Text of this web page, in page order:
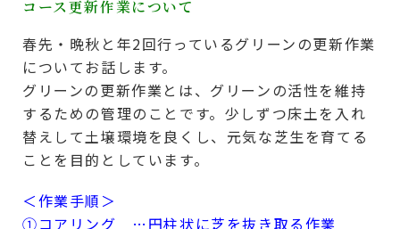
コース更新作業について
春先・晩秋と年2回行っているグリーンの更新作業
についてお話します。
グリーンの更新作業とは、グリーンの活性を維持
するための管理のことです。少しずつ床土を入れ
替えして土壌環境を良くし、元気な芝生を育てる
ことを目的としています。
＜作業手順＞
①コアリング …円柱状に芝を抜き取る作業